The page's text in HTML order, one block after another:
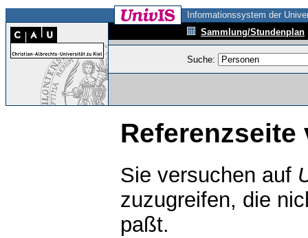
Informationssystem der
Sammlung/Stundenplan
Suche:
Referenzseite
Sie versuchen auf
zuzugreifen, die
paßt.